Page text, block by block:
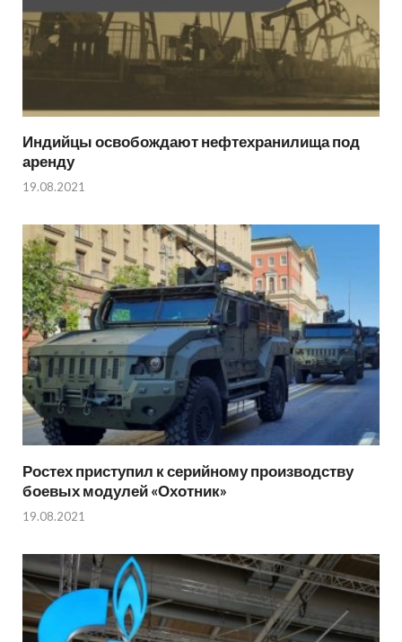
Индийцы освобождают нефтехранилища под
аренду
19.08.2021
Ростех приступил к серийному производству
боевых модулей «Охотник»
19.08.2021